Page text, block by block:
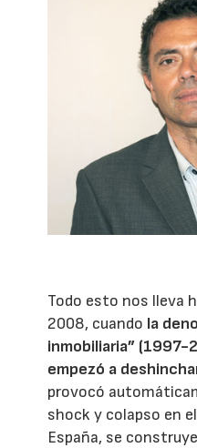
Todo esto nos lleva
2008, cuando la
inmobiliaria” (1997-
empezó a
provocó
shock y colapso en
España, se